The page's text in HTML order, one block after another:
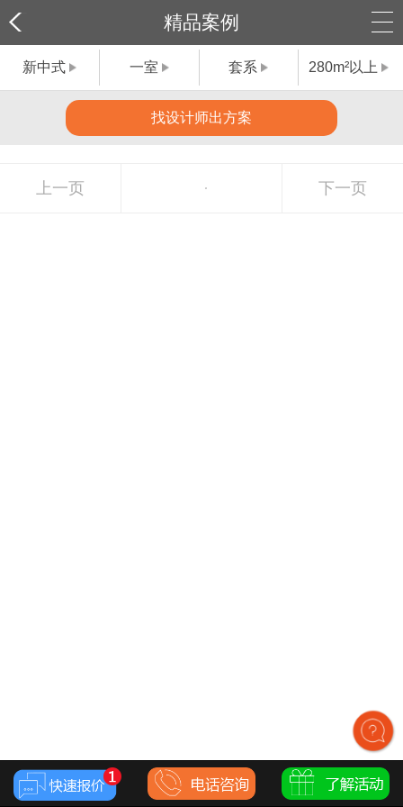
精品案例
新中式 一室 套系 280m²以上
找设计师出方案
上一页 下一页